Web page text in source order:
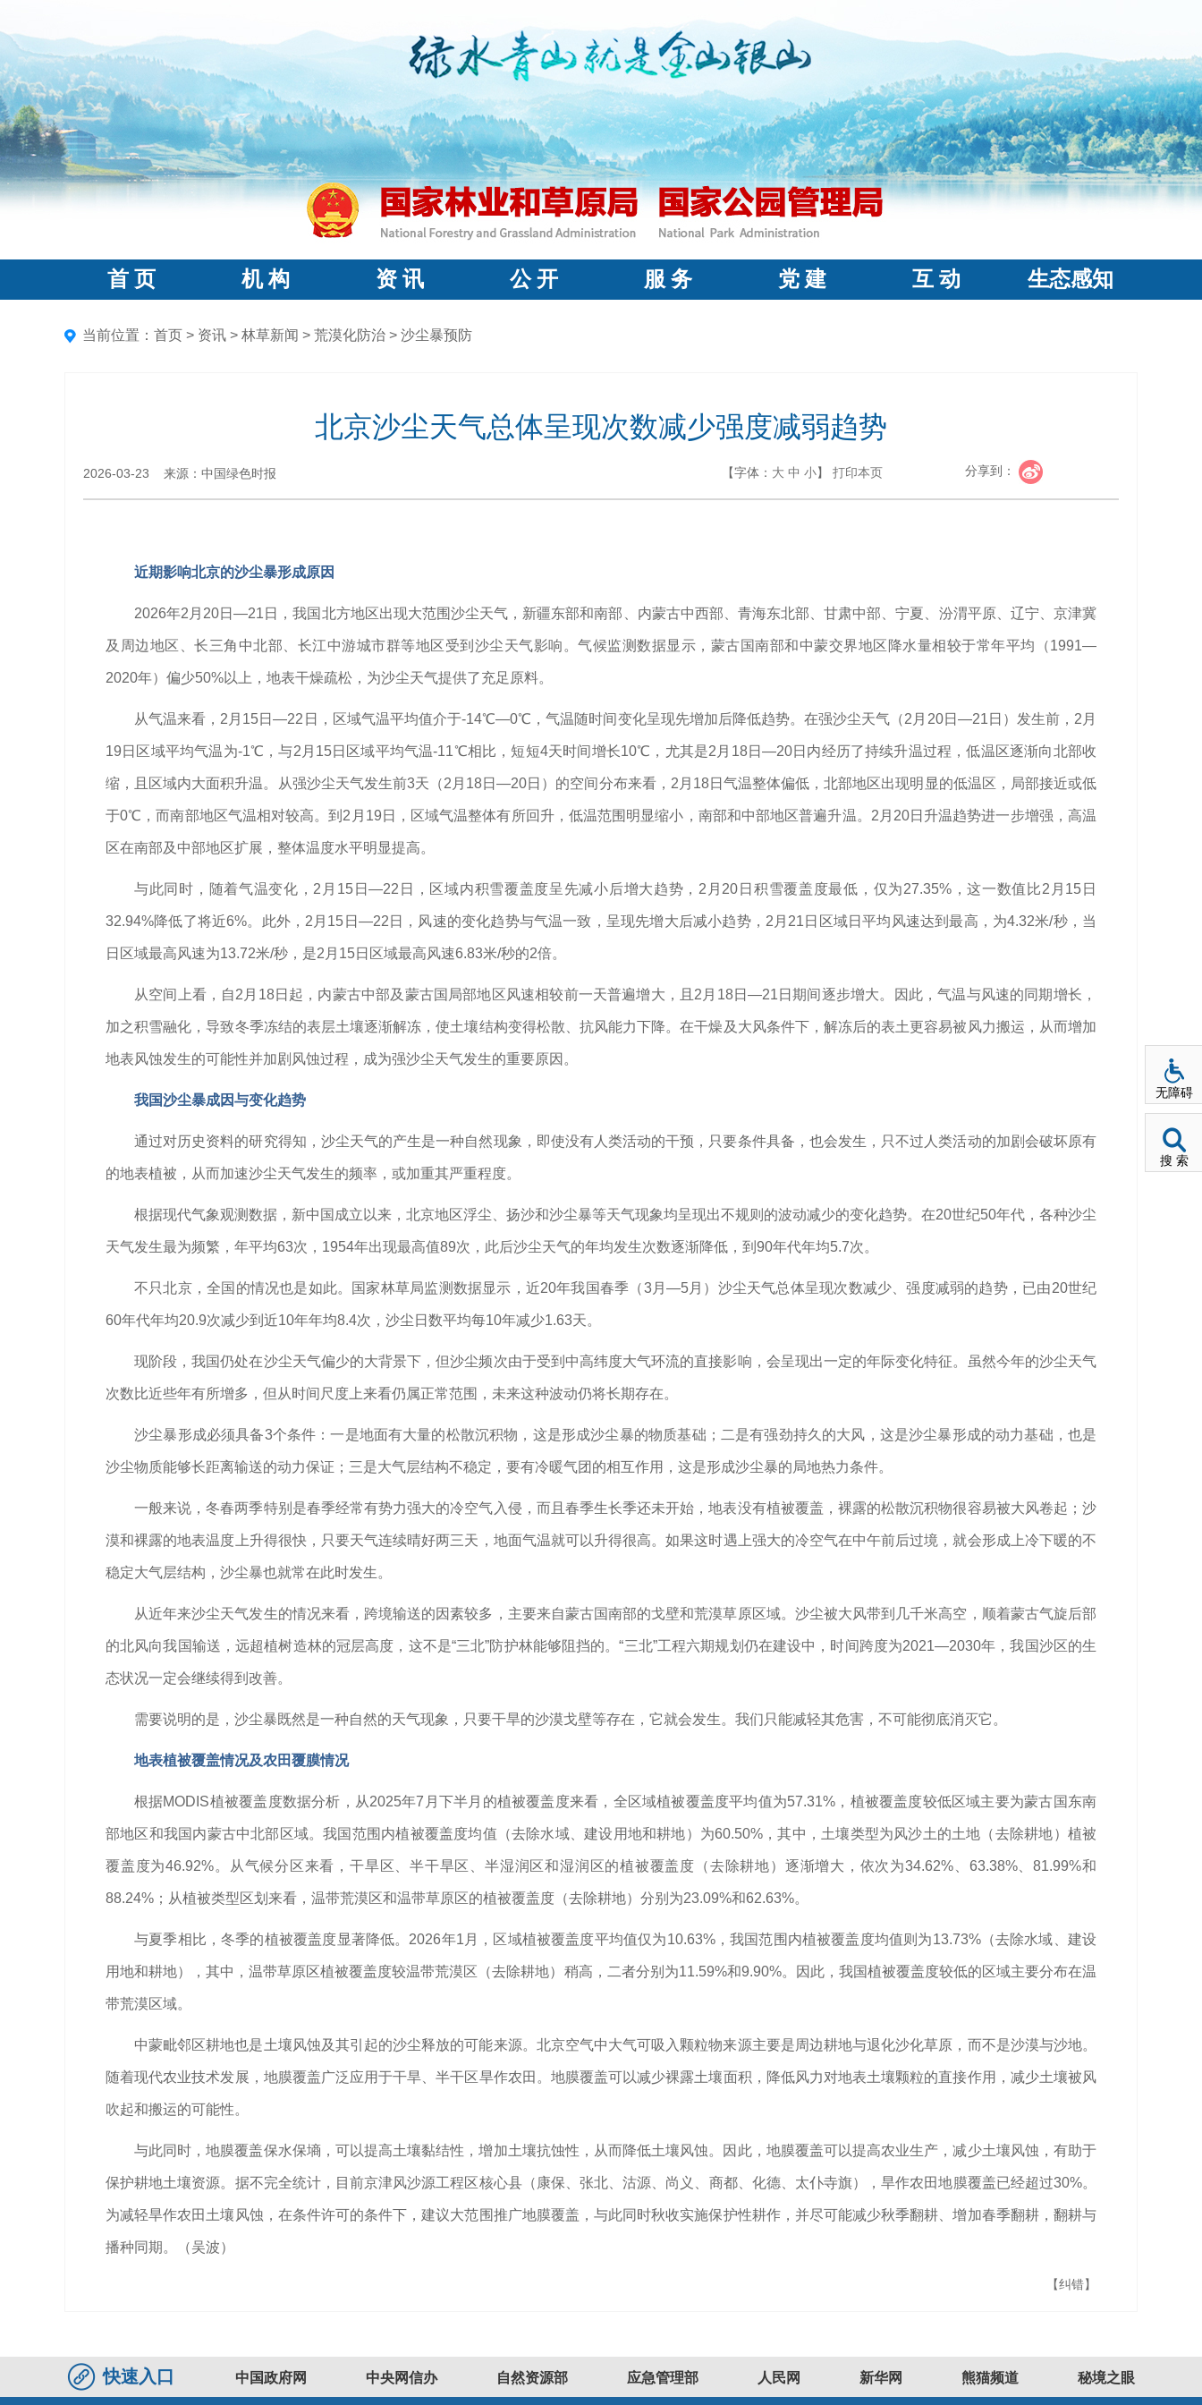
首 页 机 构 资 讯 公 开 服 务 党 建 互 动 生态感知
当前位置： 首页 > 资讯 > 林草新闻 > 荒漠化防治 > 沙尘暴预防
北京沙尘天气总体呈现次数减少强度减弱趋势
2026-03-23 来源：中国绿色时报 【字体： 大 中 小】 打印本页 分享到：
近期影响北京的沙尘暴形成原因
2026年2月20日—21日，我国北方地区出现大范围沙尘天气，新疆东部和南部、内蒙古中西部、青海东北部、甘肃中部、宁夏、汾渭平原、辽宁、京津冀
及周边地区、长三角中北部、长江中游城市群等地区受到沙尘天气影响。气候监测数据显示，蒙古国南部和中蒙交界地区降水量相较于常年平均（1991—
2020年）偏少50%以上，地表干燥疏松，为沙尘天气提供了充足原料。
从气温来看，2月15日—22日，区域气温平均值介于-14℃—0℃，气温随时间变化呈现先增加后降低趋势。在强沙尘天气（2月20日—21日）发生前，2月
19日区域平均气温为-1℃，与2月15日区域平均气温-11℃相比，短短4天时间增长10℃，尤其是2月18日—20日内经历了持续升温过程，低温区逐渐向北部收
缩，且区域内大面积升温。从强沙尘天气发生前3天（2月18日—20日）的空间分布来看，2月18日气温整体偏低，北部地区出现明显的低温区，局部接近或低
于0℃，而南部地区气温相对较高。到2月19日，区域气温整体有所回升，低温范围明显缩小，南部和中部地区普遍升温。2月20日升温趋势进一步增强，高温
区在南部及中部地区扩展，整体温度水平明显提高。
与此同时，随着气温变化，2月15日—22日，区域内积雪覆盖度呈先减小后增大趋势，2月20日积雪覆盖度最低，仅为27.35%，这一数值比2月15日
32.94%降低了将近6%。此外，2月15日—22日，风速的变化趋势与气温一致，呈现先增大后减小趋势，2月21日区域日平均风速达到最高，为4.32米/秒，当
日区域最高风速为13.72米/秒，是2月15日区域最高风速6.83米/秒的2倍。
从空间上看，自2月18日起，内蒙古中部及蒙古国局部地区风速相较前一天普遍增大，且2月18日—21日期间逐步增大。因此，气温与风速的同期增长，
加之积雪融化，导致冬季冻结的表层土壤逐渐解冻，使土壤结构变得松散、抗风能力下降。在干燥及大风条件下，解冻后的表土更容易被风力搬运，从而增加
地表风蚀发生的可能性并加剧风蚀过程，成为强沙尘天气发生的重要原因。
我国沙尘暴成因与变化趋势
通过对历史资料的研究得知，沙尘天气的产生是一种自然现象，即使没有人类活动的干预，只要条件具备，也会发生，只不过人类活动的加剧会破坏原有
的地表植被，从而加速沙尘天气发生的频率，或加重其严重程度。
根据现代气象观测数据，新中国成立以来，北京地区浮尘、扬沙和沙尘暴等天气现象均呈现出不规则的波动减少的变化趋势。在20世纪50年代，各种沙尘
天气发生最为频繁，年平均63次，1954年出现最高值89次，此后沙尘天气的年均发生次数逐渐降低，到90年代年均5.7次。
不只北京，全国的情况也是如此。国家林草局监测数据显示，近20年我国春季（3月—5月）沙尘天气总体呈现次数减少、强度减弱的趋势，已由20世纪
60年代年均20.9次减少到近10年年均8.4次，沙尘日数平均每10年减少1.63天。
现阶段，我国仍处在沙尘天气偏少的大背景下，但沙尘频次由于受到中高纬度大气环流的直接影响，会呈现出一定的年际变化特征。虽然今年的沙尘天气
次数比近些年有所增多，但从时间尺度上来看仍属正常范围，未来这种波动仍将长期存在。
沙尘暴形成必须具备3个条件：一是地面有大量的松散沉积物，这是形成沙尘暴的物质基础；二是有强劲持久的大风，这是沙尘暴形成的动力基础，也是
沙尘物质能够长距离输送的动力保证；三是大气层结构不稳定，要有冷暖气团的相互作用，这是形成沙尘暴的局地热力条件。
一般来说，冬春两季特别是春季经常有势力强大的冷空气入侵，而且春季生长季还未开始，地表没有植被覆盖，裸露的松散沉积物很容易被大风卷起；沙
漠和裸露的地表温度上升得很快，只要天气连续晴好两三天，地面气温就可以升得很高。如果这时遇上强大的冷空气在中午前后过境，就会形成上冷下暖的不
稳定大气层结构，沙尘暴也就常在此时发生。
从近年来沙尘天气发生的情况来看，跨境输送的因素较多，主要来自蒙古国南部的戈壁和荒漠草原区域。沙尘被大风带到几千米高空，顺着蒙古气旋后部
的北风向我国输送，远超植树造林的冠层高度，这不是“三北”防护林能够阻挡的。“三北”工程六期规划仍在建设中，时间跨度为2021—2030年，我国沙区的生
态状况一定会继续得到改善。
需要说明的是，沙尘暴既然是一种自然的天气现象，只要干旱的沙漠戈壁等存在，它就会发生。我们只能减轻其危害，不可能彻底消灭它。
地表植被覆盖情况及农田覆膜情况
根据MODIS植被覆盖度数据分析，从2025年7月下半月的植被覆盖度来看，全区域植被覆盖度平均值为57.31%，植被覆盖度较低区域主要为蒙古国东南
部地区和我国内蒙古中北部区域。我国范围内植被覆盖度均值（去除水域、建设用地和耕地）为60.50%，其中，土壤类型为风沙土的土地（去除耕地）植被
覆盖度为46.92%。从气候分区来看，干旱区、半干旱区、半湿润区和湿润区的植被覆盖度（去除耕地）逐渐增大，依次为34.62%、63.38%、81.99%和
88.24%；从植被类型区划来看，温带荒漠区和温带草原区的植被覆盖度（去除耕地）分别为23.09%和62.63%。
与夏季相比，冬季的植被覆盖度显著降低。2026年1月，区域植被覆盖度平均值仅为10.63%，我国范围内植被覆盖度均值则为13.73%（去除水域、建设
用地和耕地），其中，温带草原区植被覆盖度较温带荒漠区（去除耕地）稍高，二者分别为11.59%和9.90%。因此，我国植被覆盖度较低的区域主要分布在温
带荒漠区域。
中蒙毗邻区耕地也是土壤风蚀及其引起的沙尘释放的可能来源。北京空气中大气可吸入颗粒物来源主要是周边耕地与退化沙化草原，而不是沙漠与沙地。
随着现代农业技术发展，地膜覆盖广泛应用于干旱、半干区旱作农田。地膜覆盖可以减少裸露土壤面积，降低风力对地表土壤颗粒的直接作用，减少土壤被风
吹起和搬运的可能性。
与此同时，地膜覆盖保水保墒，可以提高土壤黏结性，增加土壤抗蚀性，从而降低土壤风蚀。因此，地膜覆盖可以提高农业生产，减少土壤风蚀，有助于
保护耕地土壤资源。据不完全统计，目前京津风沙源工程区核心县（康保、张北、沽源、尚义、商都、化德、太仆寺旗），旱作农田地膜覆盖已经超过30%。
为减轻旱作农田土壤风蚀，在条件许可的条件下，建议大范围推广地膜覆盖，与此同时秋收实施保护性耕作，并尽可能减少秋季翻耕、增加春季翻耕，翻耕与
播种同期。（吴波）
【纠错】
快速入口 中国政府网 中央网信办 自然资源部 应急管理部 人民网 新华网 熊猫频道 秘境之眼
无障碍
搜 索